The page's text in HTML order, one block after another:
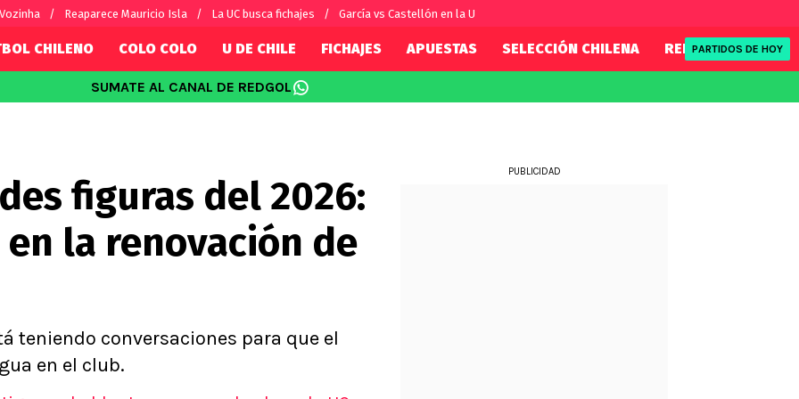
Reaparece Mauricio Isla La UC busca fichajes García vs Castellón en la U
por el mundo
Fútbol Argentino
Fútbol Brasileño
Conference League
Ligue 1
Premier League
Serie A
CHILENO COLO COLO U DE CHILE FICHAJES APUESTAS SELECCIÓN CHILENA REDSPORT
PARTIDOS DE HOY
SUMATE AL CANAL DE REDGOL
figuras del 2026:
la renovación de
teniendo conversaciones para que el
en el club.
PUBLICIDAD